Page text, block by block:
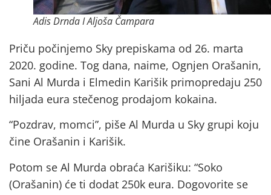
Adis Drnda I Aljoša Čampara
Priču počinjemo Sky prepiskama od 26. marta
2020. godine. Tog dana, naime, Ognjen Orašanin,
Sani Al Murda i Elmedin Karišik primopredaju 250
hiljada eura stečenog prodajom kokaina.
“Pozdrav, momci”, piše Al Murda u Sky grupi koju
čine Orašanin i Karišik.
Potom se Al Murda obraća Karišiku: “Soko
(Orašanin) će ti dodat 250k eura. Dogovorite se